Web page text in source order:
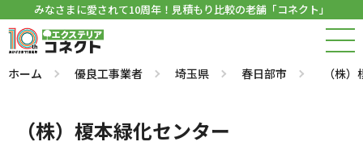
みなさまに愛されて10周年！見積もり比較の老舗「コネクト」
ホーム 優良工事業者 埼玉県 春日部市 （株
（株）榎本緑化センター